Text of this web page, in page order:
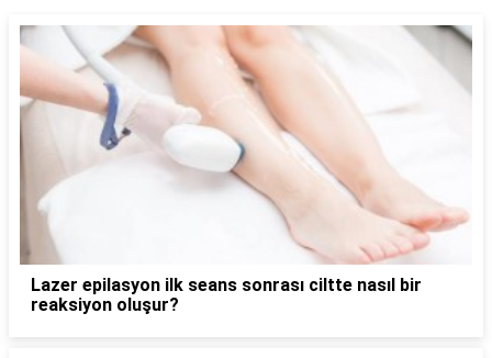
Lazer epilasyon ilk seans sonrası ciltte nasıl bir
reaksiyon oluşur?